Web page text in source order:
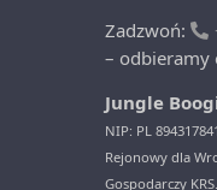
Zadzwoń:
– odbieramy
Jungle
NIP: PL
Rejonowy dla
Gospodarczy